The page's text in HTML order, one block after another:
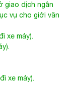
giao dịch ngân
vụ cho giới văn
xe máy).
xe máy).